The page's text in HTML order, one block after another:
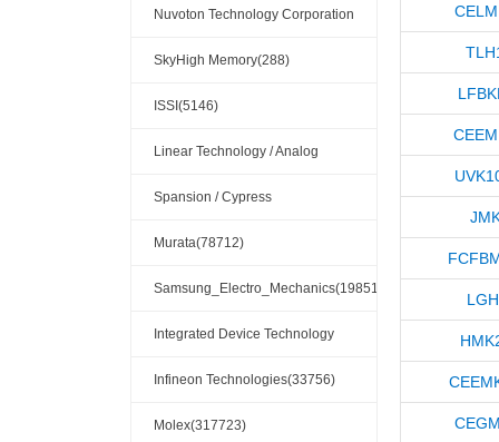
Nuvoton Technology Corporation
America(1765)
SkyHigh Memory(288)
ISSI(5146)
Linear Technology / Analog
Devices(37295)
Spansion / Cypress
Semiconductor(5097)
Murata(78712)
Samsung_Electro_Mechanics(19851)
Integrated Device Technology
(IDT) / Renesas(34378)
Infineon Technologies(33756)
Molex(317723)